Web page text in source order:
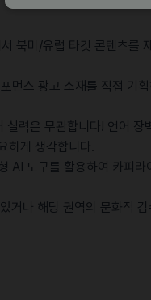
북미/유럽 타깃 콘텐츠를
스 광고 소재를 직접 기
실력은 무관합니다! 언어
하게 생각합니다.
AI 도구를 활용하여 카피라
거나 해당 권역의 문화적